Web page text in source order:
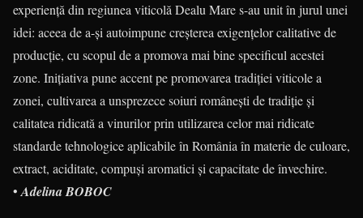
experiență din regiunea viticolă Dealu Mare s-au unit în jurul unei
idei: aceea de a-și autoimpune creșterea exigențelor calitative de
producție, cu scopul de a promova mai bine specificul acestei
zone. Iniţiativa pune accent pe promovarea tradiţiei viticole a
zonei, cultivarea a unsprezece soiuri româneşti de tradiţie şi
calitatea ridicată a vinurilor prin utilizarea celor mai ridicate
standarde tehnologice aplicabile în România în materie de culoare,
extract, aciditate, compuși aromatici și capacitate de învechire.
• Adelina BOBOC